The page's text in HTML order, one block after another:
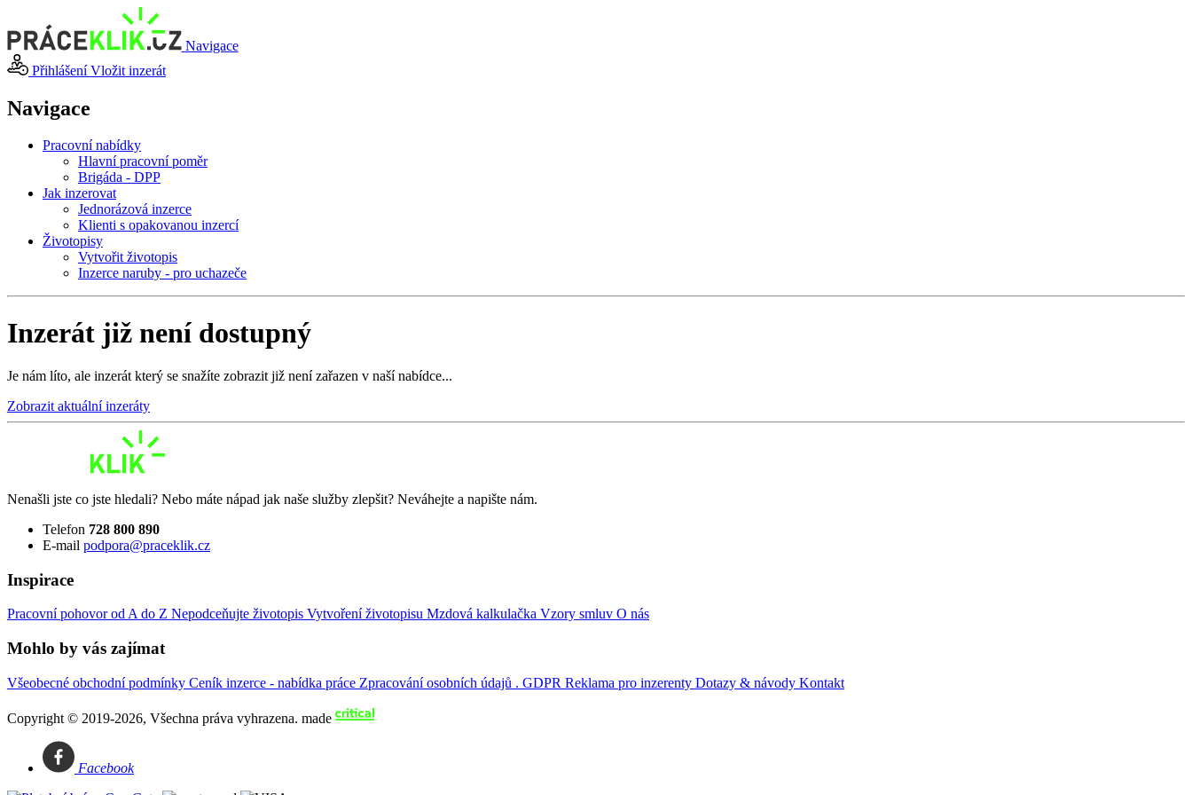
Navigace
PřihlášeníVložit inzerát
Navigace
Pracovní nabídky
Hlavní pracovní poměr
Brigáda - DPP
Jak inzerovat
Jednorázová inzerce
Klienti s opakovanou inzercí
Životopisy
Vytvořit životopis
Inzerce naruby - pro uchazeče
Inzerát již není dostupný
Je nám líto, ale inzerát který se snažíte zobrazit již není zařazen v naší nabídce...
Zobrazit aktuální inzeráty
Nenašli jste co jste hledali? Nebo máte nápad jak naše služby zlepšit? Neváhejte a napište nám.
Telefon 728 800 890
E-mail podpora@praceklik.cz
Inspirace
Pracovní pohovor od A do Z Nepodceňujte životopis Vytvoření životopisu Mzdová kalkulačka Vzory smluv O nás
Mohlo by vás zajímat
Všeobecné obchodní podmínky Ceník inzerce - nabídka práce Zpracování osobních údajů . GDPR Reklama pro inzerenty Dotazy & návody Kontakt
Copyright © 2019-2026, Všechna práva vyhrazena. made
Facebook